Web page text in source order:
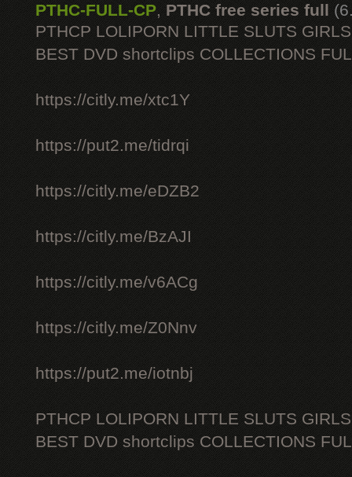
PTHC-FULL-CP, PTHC free series full
PTHCP LOLIPORN LITTLE SLUTS
BEST DVD shortclips COLLECTIONS
https://citly.me/xtc1Y
https://put2.me/tidrqi
https://citly.me/eDZB2
https://citly.me/BzAJI
https://citly.me/v6ACg
https://citly.me/Z0Nnv
https://put2.me/iotnbj
PTHCP LOLIPORN LITTLE SLUTS
BEST DVD shortclips COLLECTIONS